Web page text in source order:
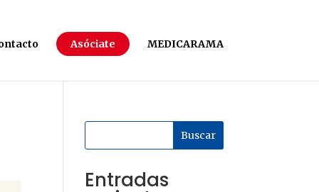
Asóciate MEDICARAMA
Buscar
Entradas